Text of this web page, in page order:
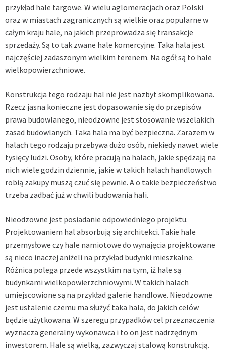
przykład hale targowe. W wielu aglomeracjach oraz Polski
oraz w miastach zagranicznych są wielkie oraz popularne w
całym kraju hale, na jakich przeprowadza się transakcje
sprzedaży. Są to tak zwane hale komercyjne. Taka hala jest
najczęściej zadaszonym wielkim terenem. Na ogół są to hale
wielkopowierzchniowe.
Konstrukcja tego rodzaju hal nie jest nazbyt skomplikowana.
Rzecz jasna konieczne jest dopasowanie się do przepisów
prawa budowlanego, nieodzowne jest stosowanie wszelakich
zasad budowlanych. Taka hala ma być bezpieczna. Zarazem w
halach tego rodzaju przebywa dużo osób, niekiedy nawet wiele
tysięcy ludzi. Osoby, które pracują na halach, jakie spędzają na
nich wiele godzin dziennie, jakie w takich halach handlowych
robią zakupy muszą czuć się pewnie. A o takie bezpieczeństwo
trzeba zadbać już w chwili budowania hali.
Nieodzowne jest posiadanie odpowiedniego projektu.
Projektowaniem hal absorbują się architekci. Takie hale
przemysłowe czy hale namiotowe do wynajęcia projektowane
są nieco inaczej aniżeli na przykład budynki mieszkalne.
Różnica polega przede wszystkim na tym, iż hale są
budynkami wielkopowierzchniowymi. W takich halach
umiejscowione są na przykład galerie handlowe. Nieodzowne
jest ustalenie czemu ma służyć taka hala, do jakich celów
będzie użytkowana. W szeregu przypadków cel przeznaczenia
wyznacza generalny wykonawca i to on jest nadrzędnym
inwestorem. Hale są wielką, zazwyczaj stalową konstrukcją.